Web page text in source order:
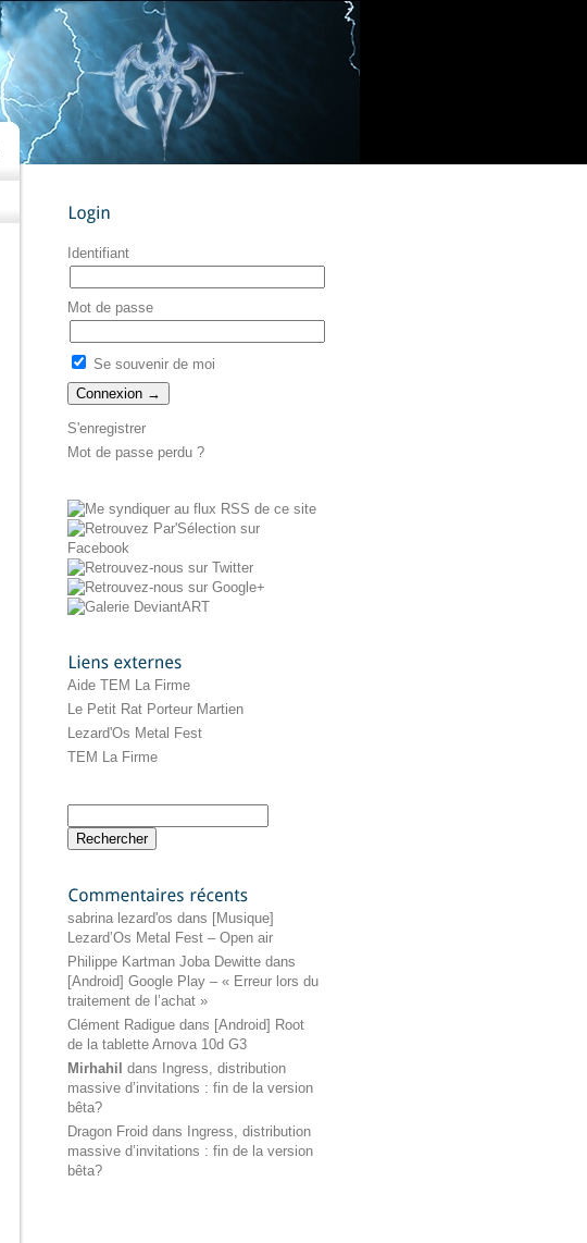
Identifiant
Mot de passe
Se souvenir de moi
S'enregistrer
Mot de passe perdu ?
Aide TEM La Firme
Le Petit Rat Porteur Martien
Lezard'Os Metal Fest
TEM La Firme
sabrina lezard'os dans [Musique]
Lezard’Os Metal Fest – Open air
Philippe Kartman Joba Dewitte dans
[Android] Google Play – « Erreur lors du
traitement de l’achat »
Clément Radigue dans [Android] Root
de la tablette Arnova 10d G3
Mirhahil dans Ingress, distribution
massive d’invitations : fin de la version
bêta?
Dragon Froid dans Ingress, distribution
massive d’invitations : fin de la version
bêta?